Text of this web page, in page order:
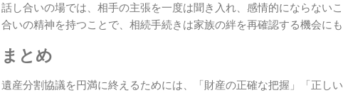
話し合いの場では、相手の主張を一度は聞き入れ、感情的にならない
合いの精神を持つことで、相続手続きは家族の絆を再確認する機会にも
まとめ
遺産分割協議を円満に終えるためには、「財産の正確な把握」「正し